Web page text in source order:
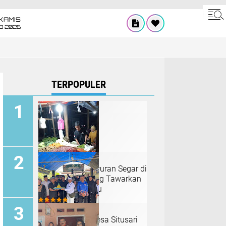
2026
TERPOPULER
Rian, Penjual Sayuran Segar di
Pasar Pandeglang Tawarkan
Harga Terjangkau
Sedekah Bumi Desa Situsari